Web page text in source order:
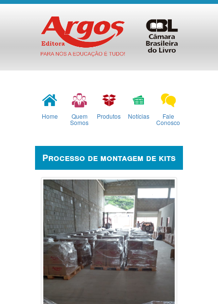
Home Quem
Somos
Produtos Notícias Fale
Conosco
Processo de montagem de kits